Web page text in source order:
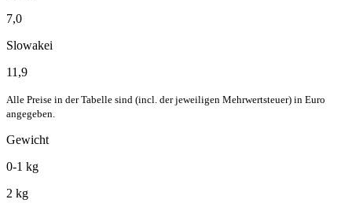
7,0
Slowakei
11,9
Alle Preise in der Tabelle sind (incl. der jeweiligen Mehrwertsteuer) in Euro
angegeben.
Gewicht
0-1 kg
2 kg